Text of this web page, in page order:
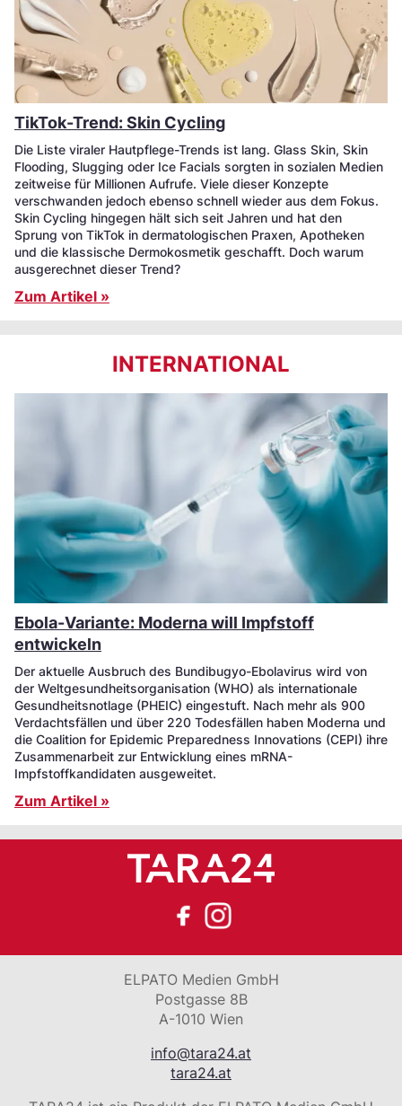
TikTok-Trend: Skin Cycling
Die Liste viraler Hautpflege-Trends ist lang. Glass Skin, Skin
Flooding, Slugging oder Ice Facials sorgten in sozialen Medien
zeitweise für Millionen Aufrufe. Viele dieser Konzepte
verschwanden jedoch ebenso schnell wieder aus dem Fokus.
Skin Cycling hingegen hält sich seit Jahren und hat den
Sprung von TikTok in dermatologischen Praxen, Apotheken
und die klassische Dermokosmetik geschafft. Doch warum
ausgerechnet dieser Trend?
Zum Artikel »
INTERNATIONAL
Ebola-Variante: Moderna will Impfstoff
entwickeln
Der aktuelle Ausbruch des Bundibugyo-Ebolavirus wird von
der Weltgesundheitsorganisation (WHO) als internationale
Gesundheitsnotlage (PHEIC) eingestuft. Nach mehr als 900
Verdachtsfällen und über 220 Todesfällen haben Moderna und
die Coalition for Epidemic Preparedness Innovations (CEPI) ihre
Zusammenarbeit zur Entwicklung eines mRNA-
Impfstoffkandidaten ausgeweitet.
Zum Artikel »
ELPATO Medien GmbH
Postgasse 8B
A-1010 Wien
info@tara24.at
tara24.at